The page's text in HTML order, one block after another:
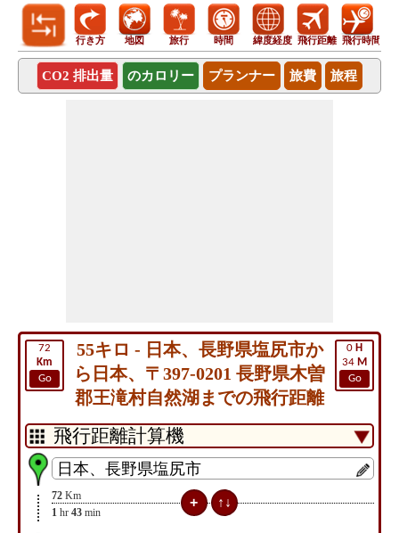
行き方 地図 旅行 時間 緯度経度 飛行距離 飛行時間
CO2 排出量 のカロリー プランナー 旅費 旅程
72
Km
Go
0 H
34 M
Go
55キロ - 日本、長野県塩尻市か
ら日本、〒397-0201 長野県木曽
郡王滝村自然湖までの飛行距離
72 Km
1 hr 43 min